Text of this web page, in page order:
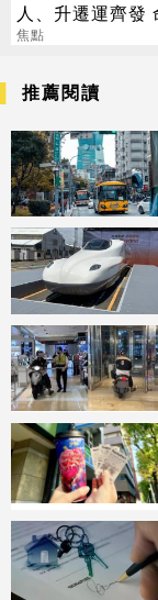
人、升遷運齊發
把握黃金轉運期
焦點
推薦閱讀